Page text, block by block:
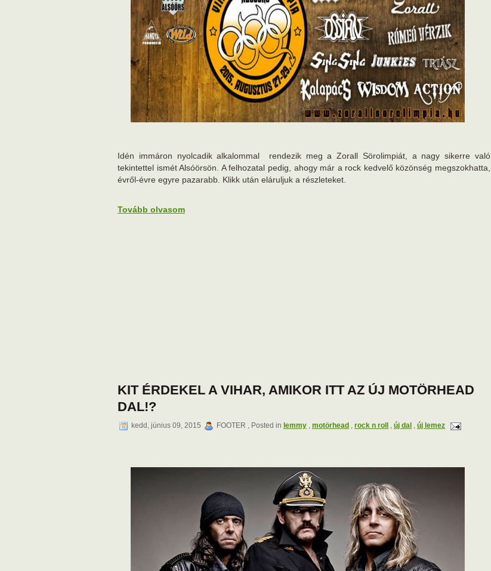
Idén immáron nyolcadik alkalommal rendezik meg a Zorall Sörolimpiát, a nagy sikerre való
tekintettel ismét Alsóörsön. A felhozatal pedig, ahogy már a rock kedvelő közönség megszokhatta,
évről-évre egyre pazarabb. Klikk után eláruljuk a részleteket.
Tovább olvasom
KIT ÉRDEKEL A VIHAR, AMIKOR ITT AZ ÚJ MOTÖRHEAD
DAL!?
kedd, június 09, 2015 FOOTER , Posted in lemmy , motörhead , rock n roll , új dal , új lemez